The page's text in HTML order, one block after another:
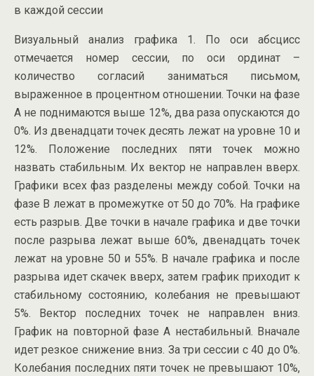
в каждой сессии
Визуальный анализ графика 1. По оси абсцисс
отмечается номер сессии, по оси ординат –
количество согласий заниматься письмом,
выраженное в процентном отношении. Точки на фазе
А не поднимаются выше 12%, два раза опускаются до
0%. Из двенадцати точек десять лежат на уровне 10 и
12%. Положение последних пяти точек можно
назвать стабильным. Их вектор не направлен вверх.
Графики всех фаз разделены между собой. Точки на
фазе В лежат в промежутке от 50 до 70%. На графике
есть разрыв. Две точки в начале графика и две точки
после разрыва лежат выше 60%, двенадцать точек
лежат на уровне 50 и 55%. В начале графика и после
разрыва идет скачек вверх, затем график приходит к
стабильному состоянию, колебания не превышают
5%. Вектор последних точек не направлен вниз.
График на повторной фазе А нестабильный. Вначале
идет резкое снижение вниз. За три сессии с 40 до 0%.
Колебания последних пяти точек не превышают 10%,